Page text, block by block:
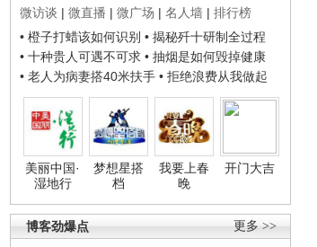
微访谈 | 微直播 | 微广场 | 名人墙 | 排行榜
• 橙子打蜡该如何识别 • 揭秘歼十研制全过程
• 十种贵人可遇不可求 • 抽烟是如何毁掉健康
• 老人为病妻搭40米扶手 • 拒绝浪费从我做起
美丽中国·
湿地行
梦想星搭
档
我要上春
晚
开门大吉
更多 >>
博客劲爆点